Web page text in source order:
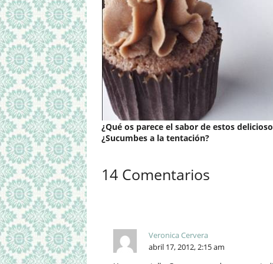
¿Qué os parece el sabor de estos
¿Sucumbes a la tentación?
14 Comentarios
Veronica Cervera
abril 17, 2012, 2:15 am